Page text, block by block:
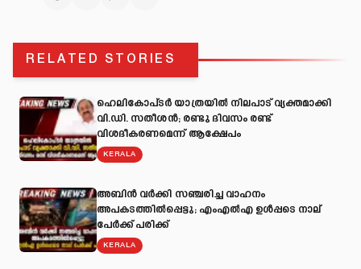
RELATED STORIES
ഹെലികോപ്ടർ യാത്രയിൽ നിലപാട് വ്യക്തമാക്കി
വി.ഡി. സതീശൻ; രണ്ടു ദിവസം രണ്ട്
വിശദീകരണമെന്ന് ആക്ഷേപം
KERALA
അബിന്‍ വര്‍ക്കി സഞ്ചരിച്ച വാഹനം
അപകടത്തില്‍പ്പെട്ടു; എംഎല്‍എ ഉള്‍പ്പടെ നാല്
പേര്‍ക്ക് പരിക്ക്
KERALA